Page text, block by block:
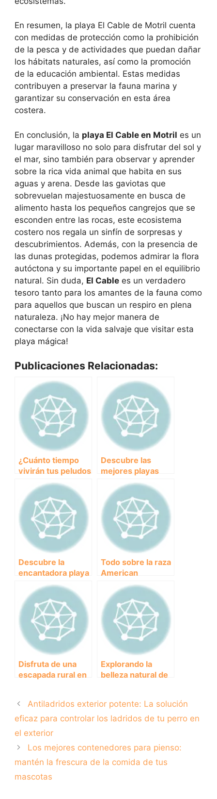
En resumen, la playa El Cable de Motril cuenta
con medidas de protección como la prohibición
de la pesca y de actividades que puedan dañar
los hábitats naturales, así como la promoción
de la educación ambiental. Estas medidas
contribuyen a preservar la fauna marina y
garantizar su conservación en esta área
costera.
En conclusión, la playa El Cable en Motril es un
lugar maravilloso no solo para disfrutar del sol y
el mar, sino también para observar y aprender
sobre la rica vida animal que habita en sus
aguas y arena. Desde las gaviotas que
sobrevuelan majestuosamente en busca de
alimento hasta los pequeños cangrejos que se
esconden entre las rocas, este ecosistema
costero nos regala un sinfín de sorpresas y
descubrimientos. Además, con la presencia de
las dunas protegidas, podemos admirar la flora
autóctona y su importante papel en el equilibrio
natural. Sin duda, El Cable es un verdadero
tesoro tanto para los amantes de la fauna como
para aquellos que buscan un respiro en plena
naturaleza. ¡No hay mejor manera de
conectarse con la vida salvaje que visitar esta
playa mágica!
Publicaciones Relacionadas:
¿Cuánto tiempo
vivirán tus peludos
amigos? Descubre
cuánto duran los
perros y cómo
cuidar de ellos
adecuadamente.
Descubre las
mejores playas
para perros en
Alicante: diversión
y relax en la costa
mediterránea
Descubre la
encantadora playa
de perros en Santa
Pola: un paraíso
para mascotas y
dueños
Todo sobre la raza
American
Stanford: Historia,
características y
cuidados
Disfruta de una
escapada rural en
canino: Casa rural
pet-friendly en
Cantabria.
Explorando la
belleza natural de
la costa Balear
Antiladridos exterior potente: La solución
eficaz para controlar los ladridos de tu perro en
el exterior
Los mejores contenedores para pienso:
mantén la frescura de la comida de tus
mascotas